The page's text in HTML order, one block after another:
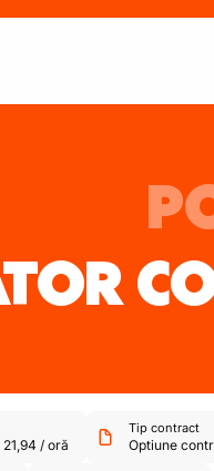
21,94 / oră
Tip contract
Optiune